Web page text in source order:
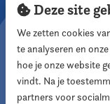
Aanmelden
Deze site
We zetten cookies
te analyseren en
hoe je onze website
vindt. Na je
partners voor